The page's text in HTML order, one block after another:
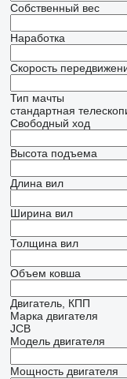
Собственный вес
Наработка
Скорость
Тип мачты
стандартная
Свободный ход
Высота подъема
Длина вил
Ширина вил
Толщина вил
Объем ковша
Двигатель, КПП
Марка двигателя
JCB
Модель двигателя
Мощность двигателя